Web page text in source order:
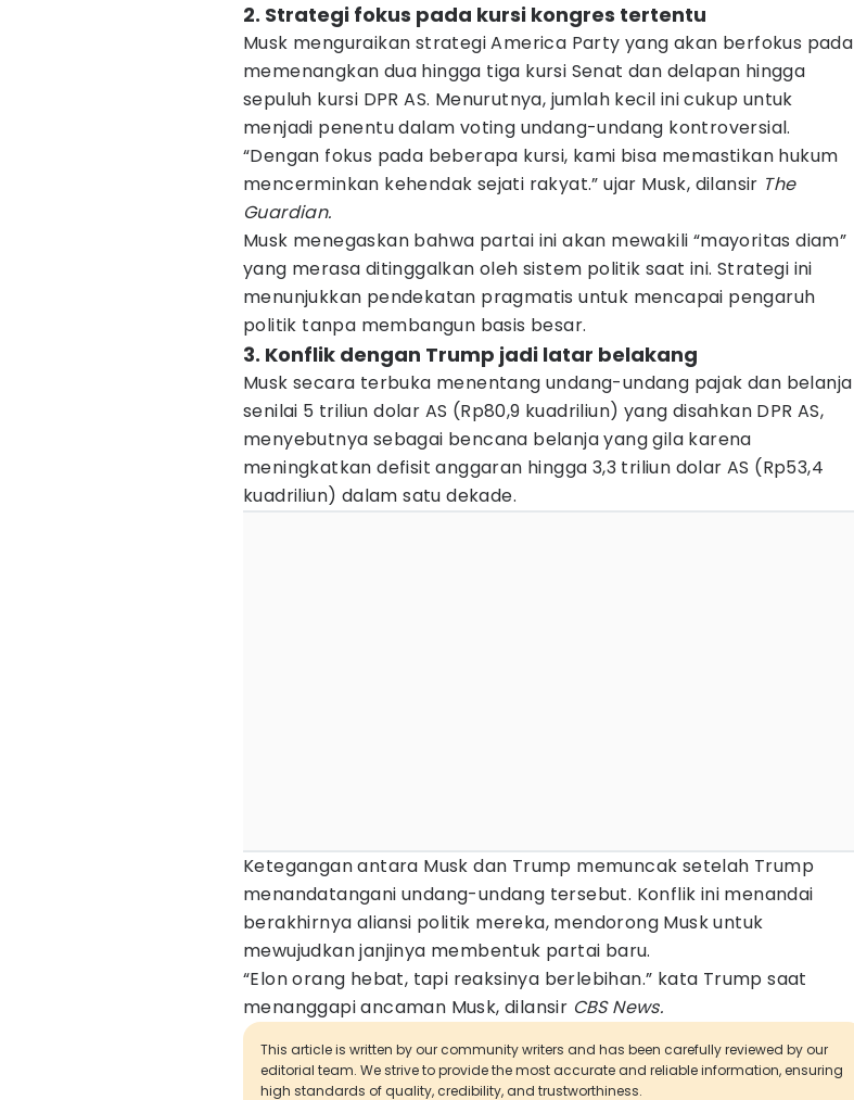
2. Strategi fokus pada kursi kongres tertentu
Musk menguraikan strategi America Party yang akan berfokus pada
memenangkan dua hingga tiga kursi Senat dan delapan hingga
sepuluh kursi DPR AS. Menurutnya, jumlah kecil ini cukup untuk
menjadi penentu dalam voting undang-undang kontroversial.
“Dengan fokus pada beberapa kursi, kami bisa memastikan hukum
mencerminkan kehendak sejati rakyat.” ujar Musk, dilansir The
Guardian.
Musk menegaskan bahwa partai ini akan mewakili “mayoritas diam”
yang merasa ditinggalkan oleh sistem politik saat ini. Strategi ini
menunjukkan pendekatan pragmatis untuk mencapai pengaruh
politik tanpa membangun basis besar.
3. Konflik dengan Trump jadi latar belakang
Musk secara terbuka menentang undang-undang pajak dan belanja
senilai 5 triliun dolar AS (Rp80,9 kuadriliun) yang disahkan DPR AS,
menyebutnya sebagai bencana belanja yang gila karena
meningkatkan defisit anggaran hingga 3,3 triliun dolar AS (Rp53,4
kuadriliun) dalam satu dekade.
Ketegangan antara Musk dan Trump memuncak setelah Trump
menandatangani undang-undang tersebut. Konflik ini menandai
berakhirnya aliansi politik mereka, mendorong Musk untuk
mewujudkan janjinya membentuk partai baru.
“Elon orang hebat, tapi reaksinya berlebihan.” kata Trump saat
menanggapi ancaman Musk, dilansir CBS News.
This article is written by our community writers and has been carefully reviewed by our
editorial team. We strive to provide the most accurate and reliable information, ensuring
high standards of quality, credibility, and trustworthiness.